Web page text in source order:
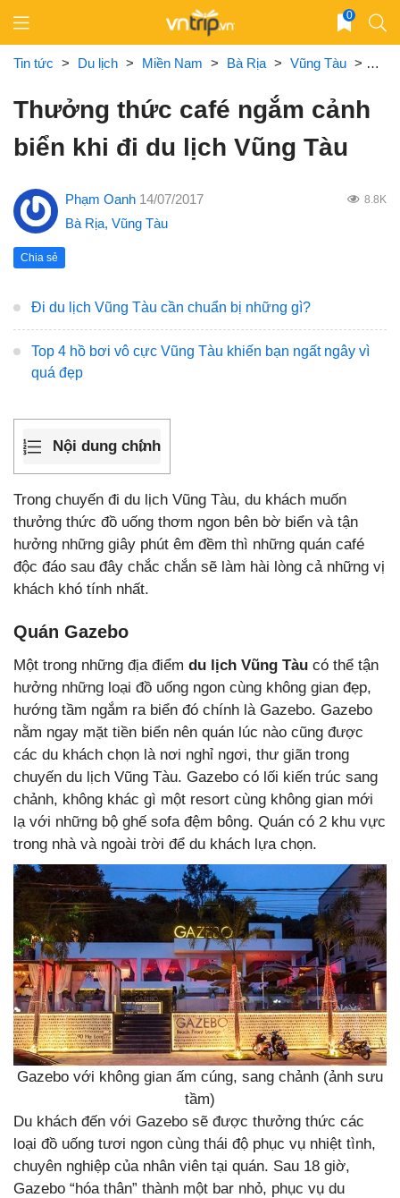
content
0
Tin tức > Du lịch > Miền Nam > Bà Rịa > Vũng Tàu >
Thưởng thức café ngắm cảnh
biển khi đi du lịch Vũng Tàu
Phạm Oanh 14/07/2017 8.8K
Bà Rịa, Vũng Tàu
Chia sẻ
Đi du lịch Vũng Tàu cần chuẩn bị những gì?
Top 4 hồ bơi vô cực Vũng Tàu khiến bạn ngất ngây vì
quá đẹp
Nội dung chính
Trong chuyến đi du lịch Vũng Tàu, du khách muốn
thưởng thức đồ uống thơm ngon bên bờ biển và tận
hưởng những giây phút êm đềm thì những quán café
độc đáo sau đây chắc chắn sẽ làm hài lòng cả những vị
khách khó tính nhất.
Quán Gazebo
Một trong những địa điểm du lịch Vũng Tàu có thể tận
hưởng những loại đồ uống ngon cùng không gian đẹp,
hướng tầm ngắm ra biển đó chính là Gazebo. Gazebo
nằm ngay mặt tiền biển nên quán lúc nào cũng được
các du khách chọn là nơi nghỉ ngơi, thư giãn trong
chuyến du lịch Vũng Tàu. Gazebo có lối kiến trúc sang
chảnh, không khác gì một resort cùng không gian mới
lạ với những bộ ghế sofa đệm bông. Quán có 2 khu vực
trong nhà và ngoài trời để du khách lựa chọn.
Gazebo với không gian ấm cúng, sang chảnh (ảnh sưu
tầm)
Du khách đến với Gazebo sẽ được thưởng thức các
loại đồ uống tươi ngon cùng thái độ phục vụ nhiệt tình,
chuyên nghiệp của nhân viên tại quán. Sau 18 giờ,
Gazebo “hóa thân” thành một bar nhỏ, phục vụ du